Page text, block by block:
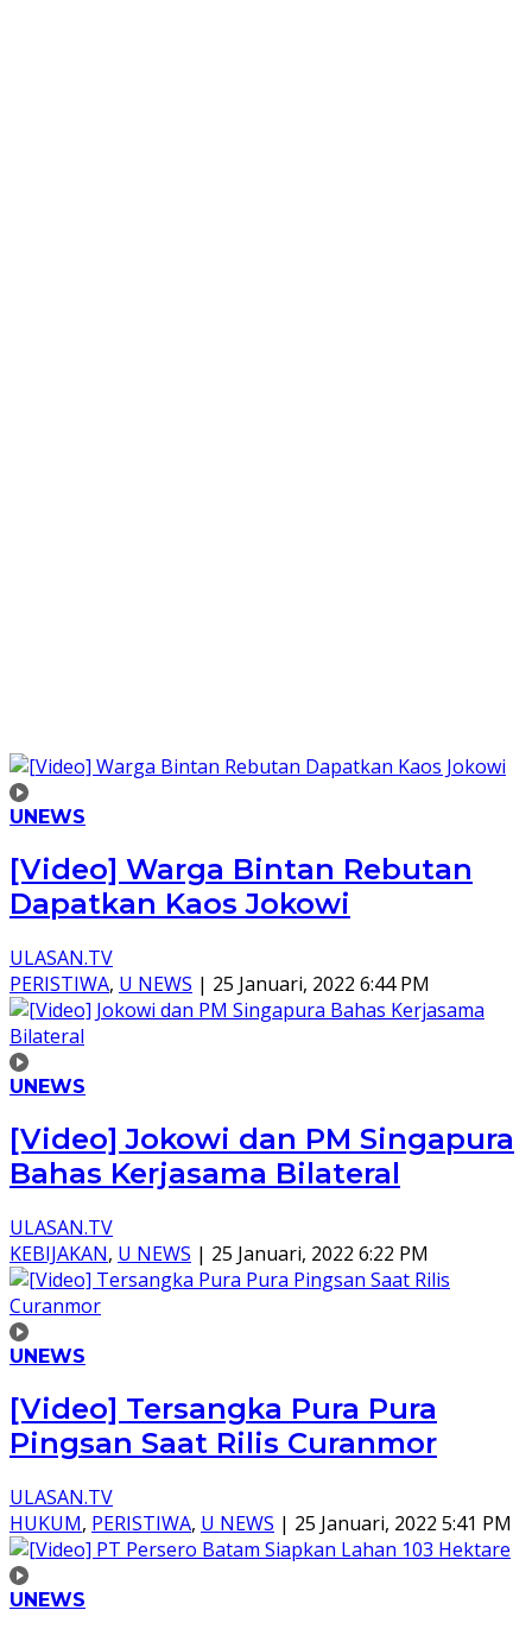
UNEWS
[Video] Warga Bintan Rebutan
Dapatkan Kaos Jokowi
ULASAN.TV
PERISTIWA, U NEWS | 25 Januari, 2022 6:44 PM
UNEWS
[Video] Jokowi dan PM Singapura
Bahas Kerjasama Bilateral
ULASAN.TV
KEBIJAKAN, U NEWS | 25 Januari, 2022 6:22 PM
UNEWS
[Video] Tersangka Pura Pura
Pingsan Saat Rilis Curanmor
ULASAN.TV
HUKUM, PERISTIWA, U NEWS | 25 Januari, 2022 5:41 PM
UNEWS